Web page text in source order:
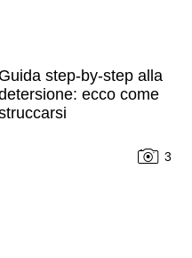
Guida step-by-step alla
ecco come
3